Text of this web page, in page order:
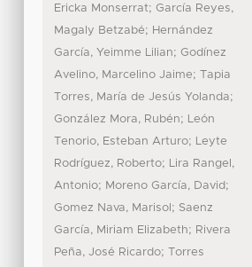
Ericka Monserrat; García Reyes,
Magaly Betzabé; Hernández
García, Yeimme Lilian; Godínez
Avelino, Marcelino Jaime;
Tapia
Torres, María de Jesús Yolanda;
González Mora, Rubén; León
Tenorio, Esteban Arturo; Leyte
Rodríguez, Roberto; Lira Rangel,
Antonio; Moreno García, David;
Gomez Nava, Marisol ; Saenz
García, Miriam Elizabeth; Rivera
Peña, José Ricardo;
Torres